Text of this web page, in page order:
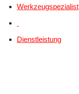
Werkzeugspezialist
Dienstleistung